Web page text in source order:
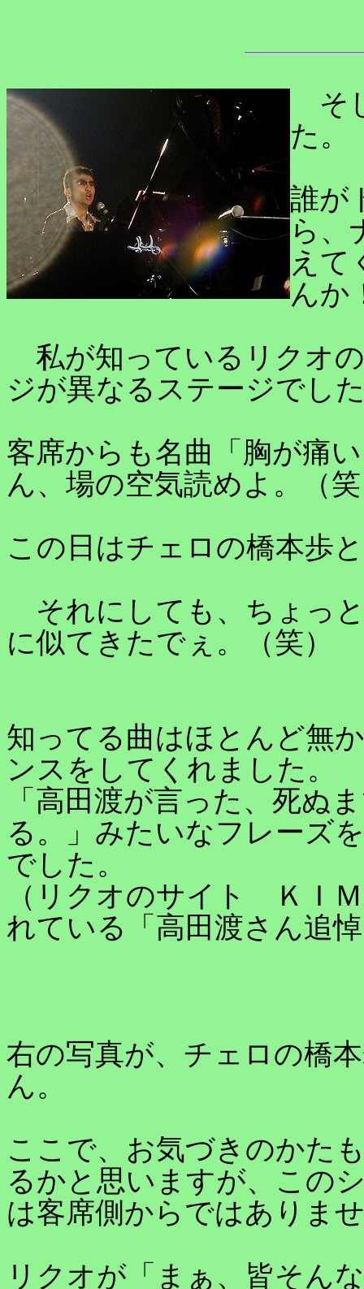
そ
た。
誰が
ら、
えて
んか
私が知っているリクオ
ジが異なるステージでし
客席からも名曲「胸が痛
ん、場の空気読めよ。（
この日はチェロの橋本歩
それにしても、ちょっ
に似てきたでぇ。（笑）
知ってる曲はほとんど無
ンスをしてくれました。
「高田渡が言った、死ぬ
る。」みたいなフレーズ
でした。
（リクオのサイト ＫＩ
れている「高田渡さん追
右の写真が、チェロの橋
ん。
ここで、お気づきのかた
るかと思いますが、この
は客席側からではありま
リクオが「まぁ、皆そん